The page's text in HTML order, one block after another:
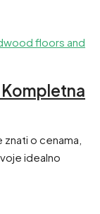
o cenama,
idealno